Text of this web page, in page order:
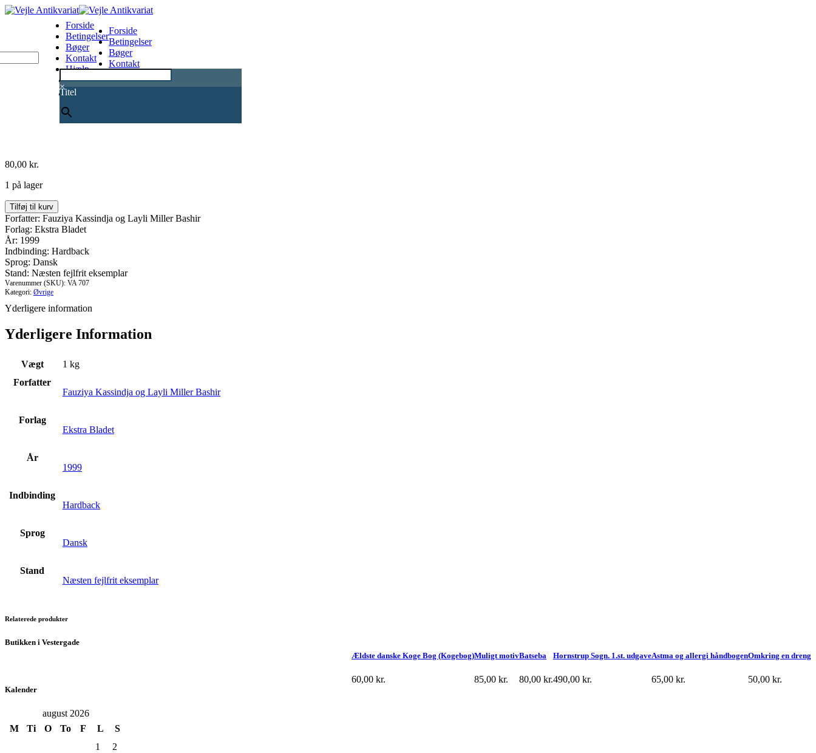
×
Titel
Forside
Betingelser
Bøger
Kontakt
Hjælp
0
Forside
Betingelser
Bøger
Kontakt
80,00 kr.
1 på lager
Fordi
du
er
kvinde
antal
Tilføj til kurv
Forfatter: Fauziya Kassindja og Layli Miller Bashir
Forlag: Ekstra Bladet
År: 1999
Indbinding: Hardback
Sprog: Dansk
Stand: Næsten fejlfrit eksemplar
Varenummer (SKU): VA 707
Kategori: Øvrige
Yderligere information
Yderligere Information
Vægt
1 kg
Forfatter
Fauziya Kassindja og Layli Miller Bashir
Forlag
Ekstra Bladet
År
1999
Indbinding
Hardback
Sprog
Dansk
Stand
Næsten fejlfrit eksemplar
Relaterede produkter
Omkring en dreng
50,00 kr.
Astma og allergi håndbogen
65,00 kr.
Hornstrup Sogn. 1.st. udgave
490,00 kr.
Batseba
80,00 kr.
Muligt motiv
85,00 kr.
Ældste danske Koge Bog (Kogebog)
60,00 kr.
Butikken i Vestergade
Kalender
august 2026
M
Ti O To F L
S
1
2